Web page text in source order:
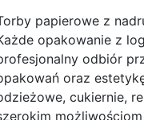
Wyobraź sobie dom,
elewacja, duże
która budzi podziw i
realizacje wyglądają
są nowoczesne
który podnosi wartość